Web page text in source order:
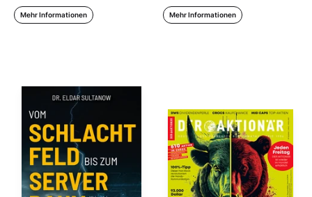
Mehr Informationen Mehr Informationen